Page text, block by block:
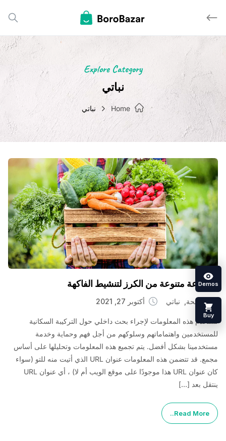
Explore Category
نباتي
Home نباتي
متنوعة من الكرز لتنشيط الفاكهة
نباتي أكتوبر 27, 2021
هذه المعلومات لإجراء بحث داخلي حول التركيبة السكانية
واهتماماتهم وسلوكهم من أجل فهم وحماية وخدمة
بشكل أفضل. يتم تجميع هذه المعلومات وتحليلها على أساس
مجمع. قد تتضمن هذه المعلومات عنوان URL الذي أتيت منه للتو (سواء
كان عنوان URL هذا موجودًا على موقع الويب أم لا) ، أي عنوان URL
بعد […]
Read